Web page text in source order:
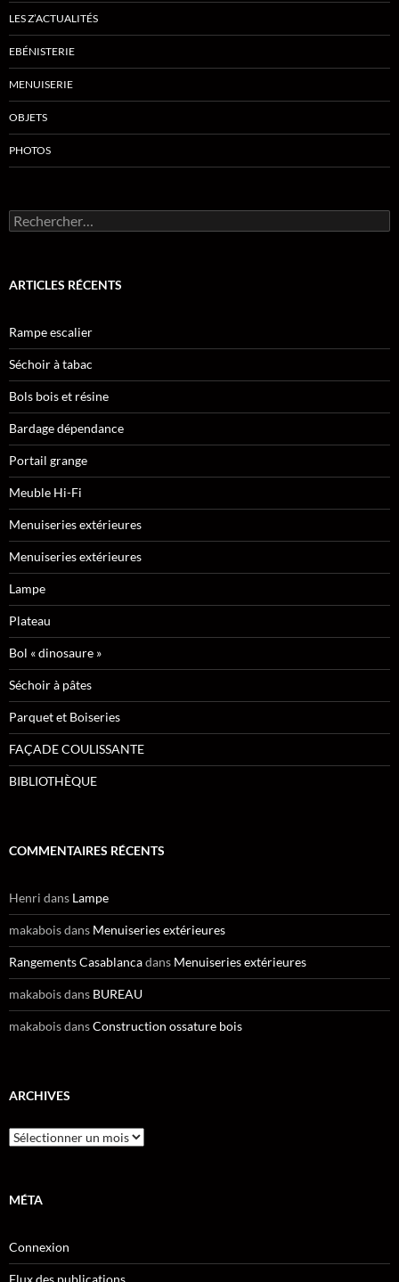
LES Z’ACTUALITÉS
EBÉNISTERIE
MENUISERIE
OBJETS
PHOTOS
Rechercher :
ARTICLES RÉCENTS
Rampe escalier
Séchoir à tabac
Bols bois et résine
Bardage dépendance
Portail grange
Meuble Hi-Fi
Menuiseries extérieures
Menuiseries extérieures
Lampe
Plateau
Bol « dinosaure »
Séchoir à pâtes
Parquet et Boiseries
FAÇADE COULISSANTE
BIBLIOTHÈQUE
COMMENTAIRES RÉCENTS
Henri dans Lampe
makaboisdans Menuiseries extérieures
Rangements Casablancadans Menuiseries extérieures
makaboisdans BUREAU
makaboisdansConstruction ossature bois
ARCHIVES
Archives
MÉTA
Connexion
Flux des publications